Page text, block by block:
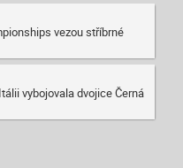
vezou stříbrné
vybojovala dvojice Černá